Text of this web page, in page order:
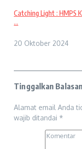
Catching Light : HMPS
...
20 Oktober 2024
Tinggalkan Balasan
Alamat email Anda
wajib ditandai *